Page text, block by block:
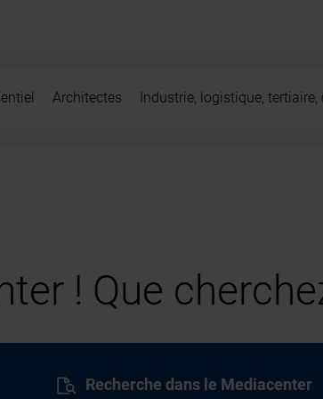
Architectes Industrie, logistique, tertiaire,
! Que
Recherche dans le Mediacenter